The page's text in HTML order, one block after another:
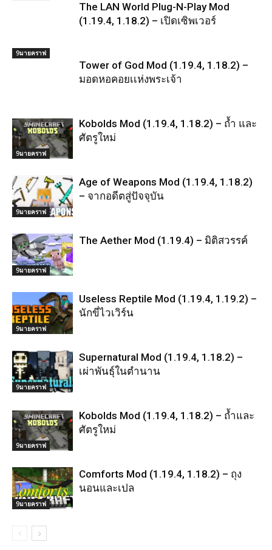
The LAN World Plug-N-Play Mod
(1.19.4, 1.18.2) – เปิดเซิพเวอร์
9มายคราฟ
Tower of God Mod (1.19.4, 1.18.2) –
มอดหอคอยเเห่งพระเจ้า
9มายคราฟ
Kobolds Mod (1.19.4, 1.18.2) – ถ้ำ และ
ศัตรูใหม่
9มายคราฟ
Age of Weapons Mod (1.19.4, 1.18.2)
– จากอดีตสู่ปัจจุบัน
9มายคราฟ
The Aether Mod (1.19.4) – มิติสวรรค์
9มายคราฟ
Useless Reptile Mod (1.19.4, 1.19.2) –
นักขี่ไวเวิร์น
9มายคราฟ
Supernatural Mod (1.19.4, 1.18.2) –
เผ่าพันธุ์ในตำนาน
9มายคราฟ
Kobolds Mod (1.19.4, 1.18.2) – ถ้ำและ
ศัตรูใหม่
9มายคราฟ
Comforts Mod (1.19.4, 1.18.2) – ถุง
นอนและเปล